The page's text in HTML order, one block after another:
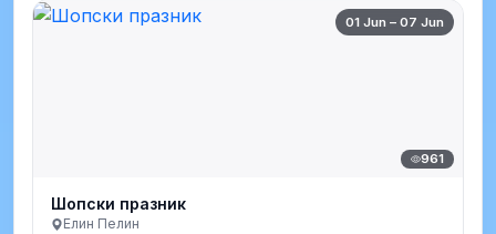
01 Jun – 07 Jun
961
Шопски празник
Елин Пелин